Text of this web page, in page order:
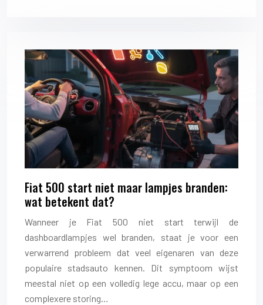
Fiat 500 start niet maar lampjes branden:
wat betekent dat?
Wanneer je Fiat 500 niet start terwijl de
dashboardlampjes wel branden, staat je voor een
verwarrend probleem dat veel eigenaren van deze
populaire stadsauto kennen. Dit symptoom wijst
meestal niet op een volledig lege accu, maar op een
complexere storing…